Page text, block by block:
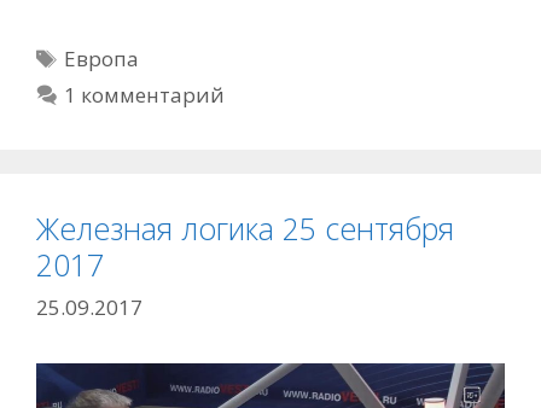
Метки
Европа
1 комментарий
Железная логика 25 сентября
2017
25.09.2017